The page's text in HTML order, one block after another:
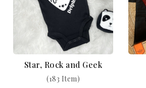
Star, Rock and Geek
(183 Item)